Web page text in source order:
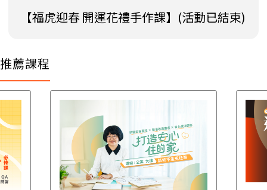
【福虎迎春 開運花禮手作課】(活動已結束)
推薦課程